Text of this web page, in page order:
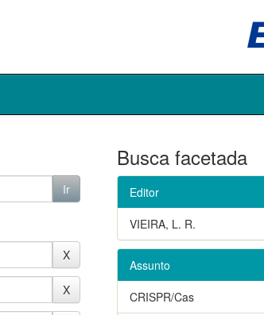
Busca facetada
Editor
VIEIRA, L. R.
Assunto
CRISPR/Cas